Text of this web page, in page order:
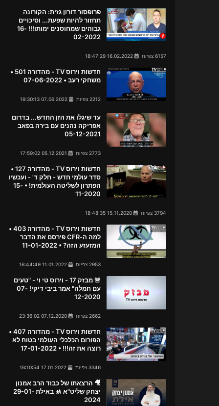
פרופסור דורון גזית: הקורונה
תחזור להיות שפעת... וסיכויים
גבוהים שמחוסנים ימותו!!! 16-
02-2022
6157 צפיות
חדשות וירוס TV - מהדורה 501 •
משחקי רעב • 07-06-2022
2212 צפיות
עד שיגלו את הזן החדש... בדרום
אפריקה נהנים עם בירה בפאב
05-12-2021
2773 צפיות
חדשות וירוס TV - מהדורה 127 •
סדר עולמי חדש - חלק ד' - ועכשיו
הפתרון לשליטה העולמית! • 15-
11-2020
3794 צפיות
חדשות וירוס TV - מהדורה 403 •
למה ה-CFR פירסם את הדבר
המזעזע הזה? • 11-01-2022
2953 צפיות
🚨 מבזק 17 - וירוס טי וי - "טעים
עם חמלה" אמר ביבי דיקי! 07-
12-2020
2662 צפיות
חדשות וירוס TV - מהדורה 407 •
הפורום הכלכלי העולמי בטוח לא
רוצה את זה!!! • 17-01-2022
3346 צפיות
🎥 הרצאתו של כבוד הרב אמנון
יצחק שליט"א 🚸 באילת 29-01-
2024